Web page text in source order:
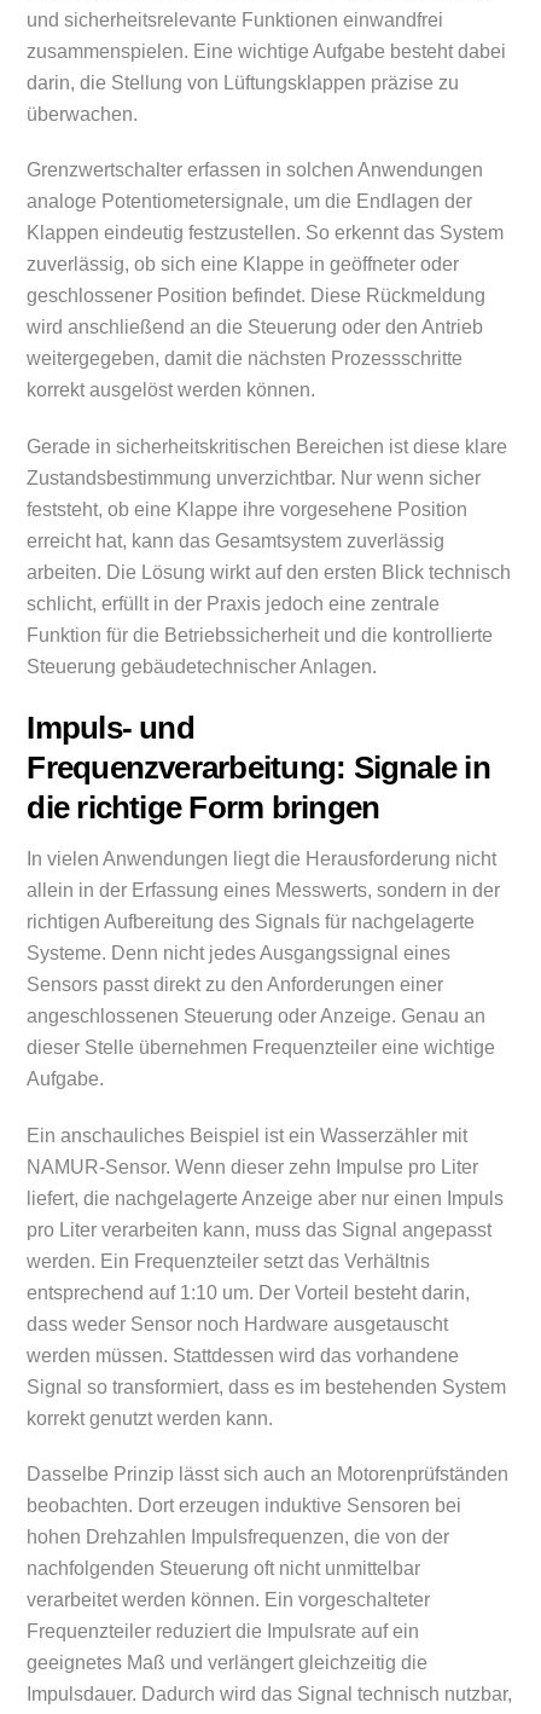
und sicherheitsrelevante Funktionen einwandfrei
zusammenspielen. Eine wichtige Aufgabe besteht dabei
darin, die Stellung von Lüftungsklappen präzise zu
überwachen.
Grenzwertschalter erfassen in solchen Anwendungen
analoge Potentiometersignale, um die Endlagen der
Klappen eindeutig festzustellen. So erkennt das System
zuverlässig, ob sich eine Klappe in geöffneter oder
geschlossener Position befindet. Diese Rückmeldung
wird anschließend an die Steuerung oder den Antrieb
weitergegeben, damit die nächsten Prozessschritte
korrekt ausgelöst werden können.
Gerade in sicherheitskritischen Bereichen ist diese klare
Zustandsbestimmung unverzichtbar. Nur wenn sicher
feststeht, ob eine Klappe ihre vorgesehene Position
erreicht hat, kann das Gesamtsystem zuverlässig
arbeiten. Die Lösung wirkt auf den ersten Blick technisch
schlicht, erfüllt in der Praxis jedoch eine zentrale
Funktion für die Betriebssicherheit und die kontrollierte
Steuerung gebäudetechnischer Anlagen.
Impuls- und
Frequenzverarbeitung: Signale in
die richtige Form bringen
In vielen Anwendungen liegt die Herausforderung nicht
allein in der Erfassung eines Messwerts, sondern in der
richtigen Aufbereitung des Signals für nachgelagerte
Systeme. Denn nicht jedes Ausgangssignal eines
Sensors passt direkt zu den Anforderungen einer
angeschlossenen Steuerung oder Anzeige. Genau an
dieser Stelle übernehmen Frequenzteiler eine wichtige
Aufgabe.
Ein anschauliches Beispiel ist ein Wasserzähler mit
NAMUR-Sensor. Wenn dieser zehn Impulse pro Liter
liefert, die nachgelagerte Anzeige aber nur einen Impuls
pro Liter verarbeiten kann, muss das Signal angepasst
werden. Ein Frequenzteiler setzt das Verhältnis
entsprechend auf 1:10 um. Der Vorteil besteht darin,
dass weder Sensor noch Hardware ausgetauscht
werden müssen. Stattdessen wird das vorhandene
Signal so transformiert, dass es im bestehenden System
korrekt genutzt werden kann.
Dasselbe Prinzip lässt sich auch an Motorenprüfständen
beobachten. Dort erzeugen induktive Sensoren bei
hohen Drehzahlen Impulsfrequenzen, die von der
nachfolgenden Steuerung oft nicht unmittelbar
verarbeitet werden können. Ein vorgeschalteter
Frequenzteiler reduziert die Impulsrate auf ein
geeignetes Maß und verlängert gleichzeitig die
Impulsdauer. Dadurch wird das Signal technisch nutzbar,